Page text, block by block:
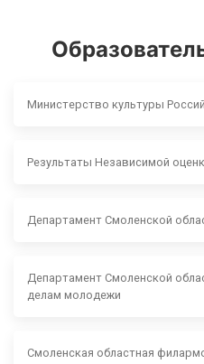
Министерство культуры
Результаты Независимой
Департамент Смоленской
Департамент Смоленской
делам молодежи
Смоленская областная